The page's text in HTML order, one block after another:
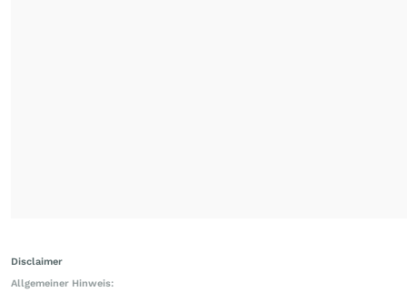
Disclaimer
Allgemeiner Hinweis: